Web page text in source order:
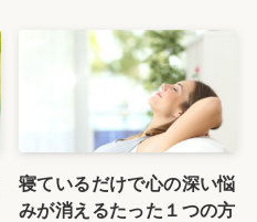
寝ているだけで心の深い悩
みが消えるたった１つの方